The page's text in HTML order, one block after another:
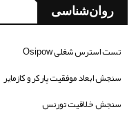
روان‌شناسی
تست استرس شغلی Osipow
سنجش ابعاد موفقیت پارکر و کازمایر
سنجش خلاقیت تورنس